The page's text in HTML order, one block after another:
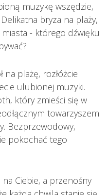
muzykę wszędzie,
bryza na plaży,
- którego dźwięku
na plażę, rozłóżcie
ulubionej muzyki.
który zmieści się w
towarzyszem
Bezprzewodowy,
pokochać tego
Ciebie, a przenośny